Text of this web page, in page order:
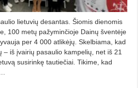
lietuvių desantas. Šiomis dienomis
100 metų pažyminčioje Dainų šventėje
per 4 000 atlikėjų. Skelbiama, kad
– iš įvairių pasaulio kampelių, net iš 21
susirinkę tautiečiai. Tikime, kad